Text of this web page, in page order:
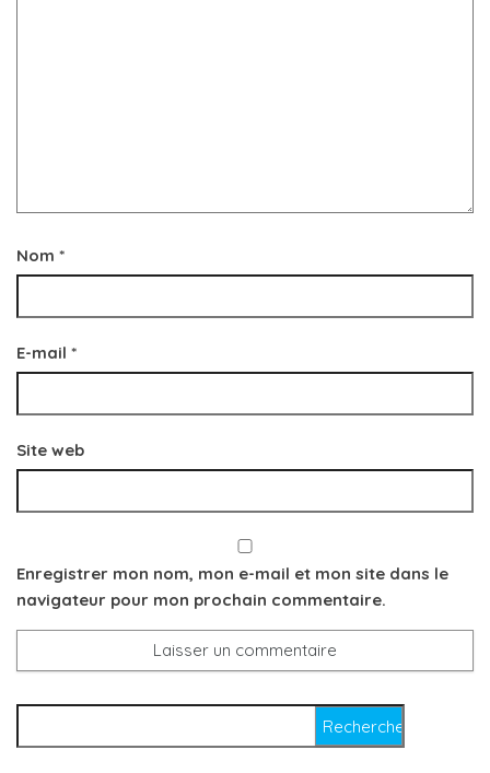
Nom *
E-mail *
Site web
Enregistrer mon nom, mon e-mail et mon site dans le
navigateur pour mon prochain commentaire.